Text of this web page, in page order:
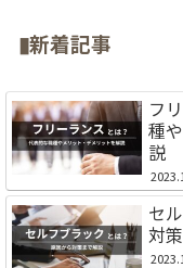
▮新着記事
フ
種
説
セ
対